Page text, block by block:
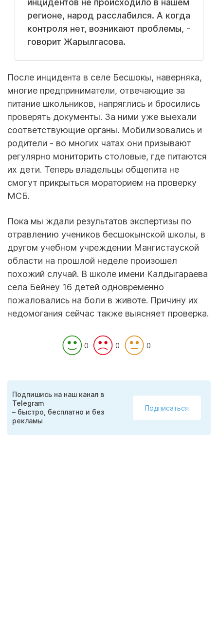
инцидентов не происходило в нашем
регионе, народ расслабился. А когда
контроля нет, возникают проблемы, -
говорит Жарылгасова.
После инцидента в селе Бесшокы, наверняка,
многие предприниматели, отвечающие за
питание школьников, напряглись и бросились
проверять документы. За ними уже выехали
соответствующие органы. Мобилизовались и
родители - во многих чатах они призывают
регулярно мониторить столовые, где питаются
их дети. Теперь владельцы общепита не
смогут прикрыться мораторием на проверку
МСБ.
Пока мы ждали результатов экспертизы по
отравлению учеников бесшокынской школы, в
другом учебном учреждении Мангистауской
области на прошлой неделе произошел
похожий случай. В школе имени Калдыгараева
села Бейнеу 16 детей одновременно
пожаловались на боли в животе. Причину их
недомогания сейчас также выясняет проверка.
0 0 0
Подпишись на наш канал в
Telegram
– быстро, бесплатно и без
рекламы
Подписаться